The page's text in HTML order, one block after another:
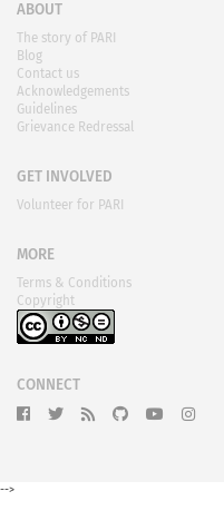
ABOUT
The story of PARI
Blog
Contact us
Acknowledgements
Guidelines
Grievance Redressal
GET INVOLVED
Volunteer for PARI
MORE
Terms & Conditions
Copyright
CONNECT
-->